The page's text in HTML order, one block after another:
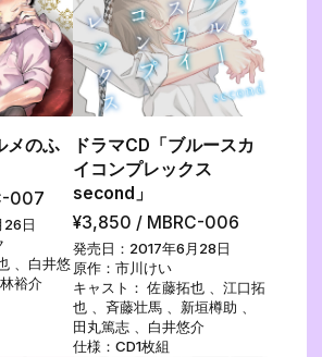
メのふ
007
26日
、白井悠
裕介
ドラマCD「ブルースカ
イコンプレックス
second」
¥3,850 / MBRC-006
発売日：2017年6月28日
原作：市川けい
キャスト： 佐藤拓也 、江口拓
也 、斉藤壮馬 、新垣樽助 、
田丸篤志 、白井悠介
仕様：CD1枚組